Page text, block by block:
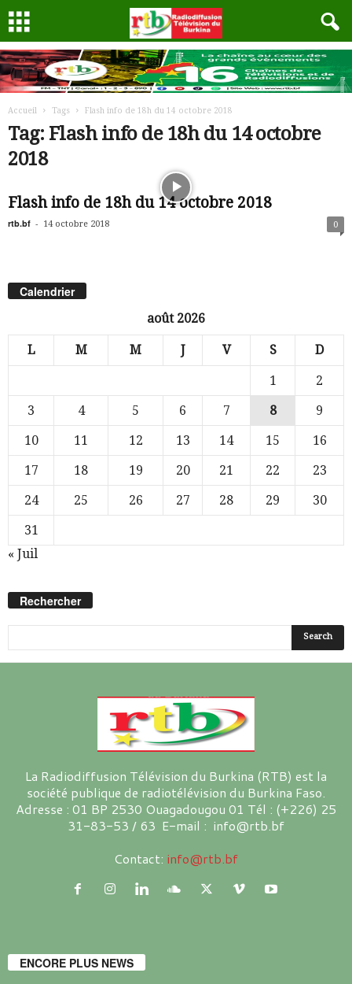
Accueil Tags Flash info de 18h du 14 octobre 2018
Tag: Flash info de 18h du 14 octobre
2018
Flash info de 18h du 14 octobre 2018
rtb.bf - 14 octobre 2018 0
Calendrier
août 2026
L M M J V S D
1
2
3
4 5 6 7 8
9
10
11 12 13 14 15
16
17
18 19 20 21 22
23
24
25 26 27 28 29
30
31
« Juil
Rechercher
La Radiodiffusion Télévision du Burkina (RTB) est la
société publique de radiotélévision du Burkina Faso.
Adresse : 01 BP 2530 Ouagadougou 01 Tél : (+226) 25
31-83-53 / 63 E-mail : info@rtb.bf
Contact: info@rtb.bf
ENCORE PLUS NEWS